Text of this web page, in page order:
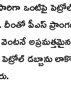
ఒంటిపై
దీంతో పీఎస్
పెట్రోల్ డబ్బాను